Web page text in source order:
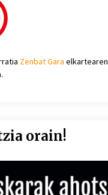
Zenbat Gara elkartearen
orain!